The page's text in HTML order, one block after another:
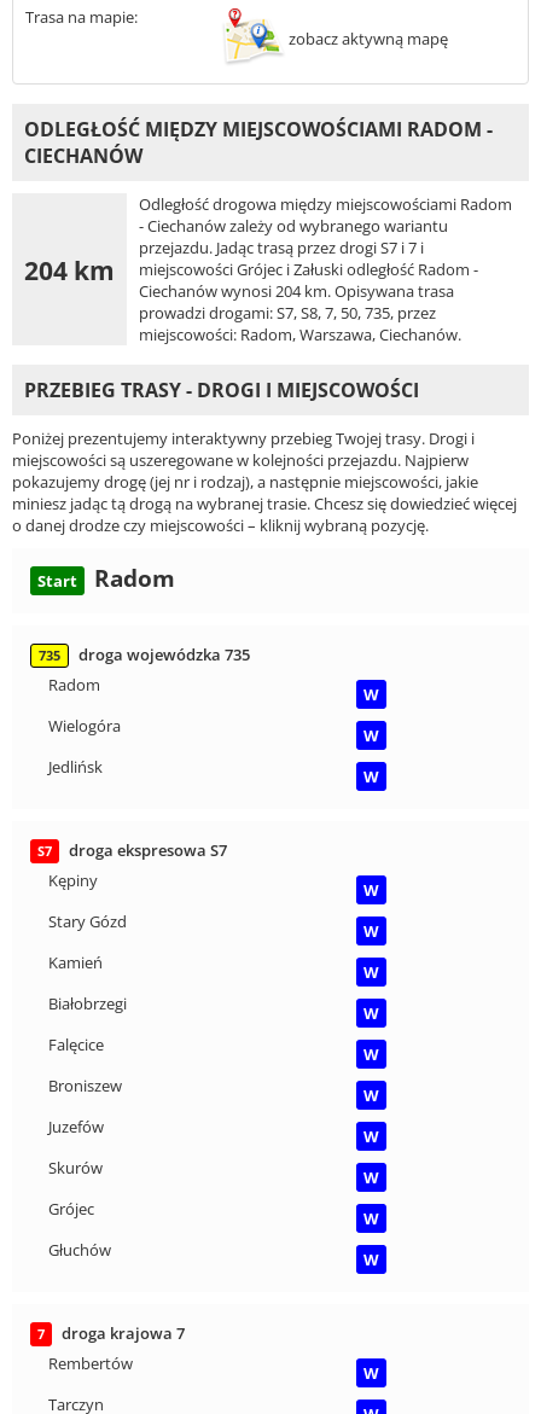
Trasa na mapie:
zobacz aktywną mapę
ODLEGŁOŚĆ MIĘDZY MIEJSCOWOŚCIAMI RADOM -
CIECHANÓW
204 km
Odległość drogowa między miejscowościami Radom
- Ciechanów zależy od wybranego wariantu
przejazdu. Jadąc trasą przez drogi S7 i 7 i
miejscowości Grójec i Załuski odległość Radom -
Ciechanów wynosi 204 km. Opisywana trasa
prowadzi drogami: S7, S8, 7, 50, 735, przez
miejscowości: Radom, Warszawa, Ciechanów.
PRZEBIEG TRASY - DROGI I MIEJSCOWOŚCI
Poniżej prezentujemy interaktywny przebieg Twojej trasy. Drogi i
miejscowości są uszeregowane w kolejności przejazdu. Najpierw
pokazujemy drogę (jej nr i rodzaj), a następnie miejscowości, jakie
miniesz jadąc tą drogą na wybranej trasie. Chcesz się dowiedzieć więcej
o danej drodze czy miejscowości – kliknij wybraną pozycję.
Start Radom
735
droga wojewódzka 735
Radom
W
Wielogóra
W
Jedlińsk
W
S7
droga ekspresowa S7
Kępiny
W
Stary Gózd
W
Kamień
W
Białobrzegi
W
Falęcice
W
Broniszew
W
Juzefów
W
Skurów
W
Grójec
W
Głuchów
W
7
droga krajowa 7
Rembertów
W
Tarczyn